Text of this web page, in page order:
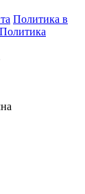
Политика в
Политика